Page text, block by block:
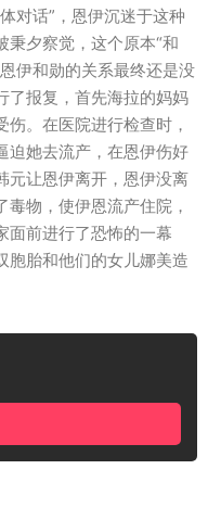
对话”，恩伊沉迷于这种
秉夕察觉，这个原本“和
伊和勋的关系最终还是没
了报复，首先海拉的妈妈
。在医院进行检查时，
迫她去流产，在恩伊伤好
元让恩伊离开，恩伊没离
物，使伊恩流产住院，
面前进行了恐怖的一幕
胎和他们的女儿娜美造